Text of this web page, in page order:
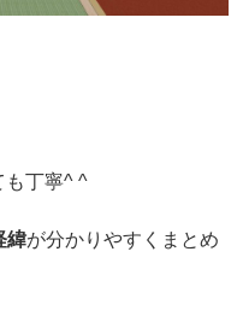
も丁寧^ ^
緯が分かりやすくまとめ